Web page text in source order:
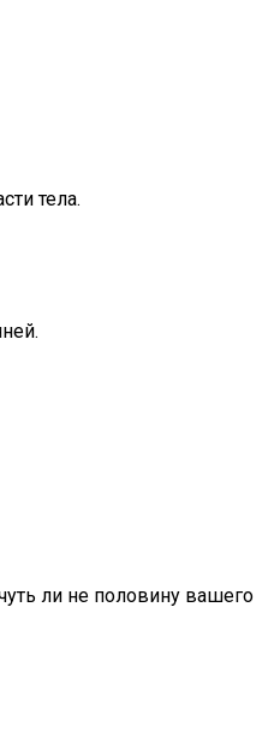
тела.
ли не половину вашего